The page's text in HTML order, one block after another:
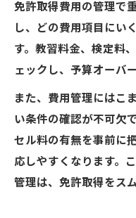
免許取得費用の管理で
し、どの費用項目にい
す。教習料金、検定料
ェックし、予算オーバ
また、費用管理にはこ
い条件の確認が不可欠
セル料の有無を事前に
応しやすくなります。
管理は、免許取得をス